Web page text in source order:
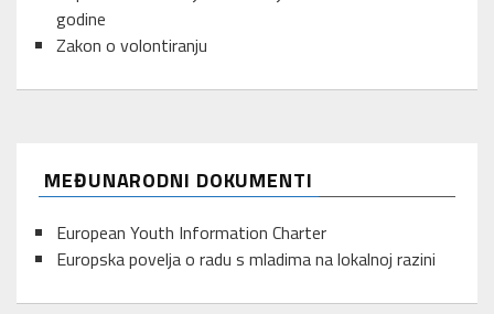
godine
Zakon o volontiranju
MEĐUNARODNI DOKUMENTI
European Youth Information Charter
Europska povelja o radu s mladima na lokalnoj razini